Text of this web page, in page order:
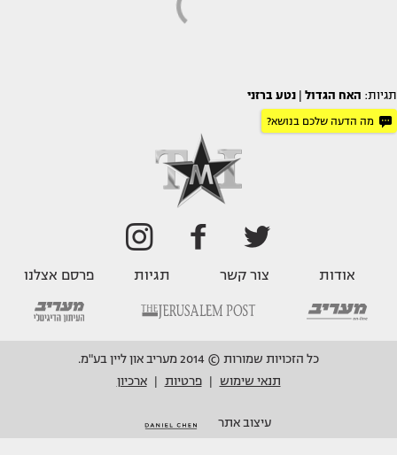
תגיות: האח הגדול נטע ברזני
מה הדעה שלכם בנושא?
אודות צור קשר תגיות פרסם אצלנו
כל הזכויות שמורות © 2014 מעריב און ליין בע"מ.
תנאי שימוש
פרטיות ארכיון
עיצוב אתר